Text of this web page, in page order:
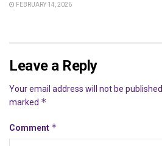
FEBRUARY 14, 2026
Leave a Reply
Your email address will not be published.
marked *
Comment *